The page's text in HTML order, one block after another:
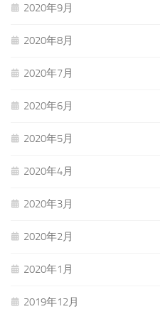
2020年9月
2020年8月
2020年7月
2020年6月
2020年5月
2020年4月
2020年3月
2020年2月
2020年1月
2019年12月